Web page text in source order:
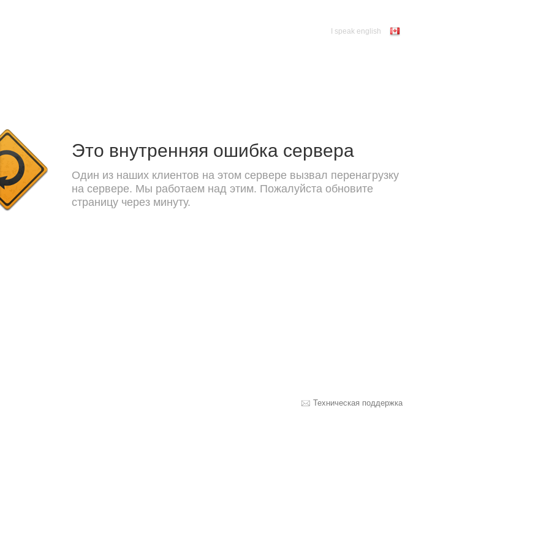
I speak english
Это внутренняя ошибка сервера
Один из наших клиентов на этом сервере вызвал перенагрузку
на сервере. Мы работаем над этим. Пожалуйста обновите
страницу через минуту.
Техническая поддержка